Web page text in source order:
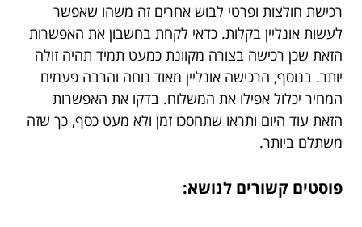
רכישת חולצות ופרטי לבוש אחרים זה משהו שאפשר
לעשות אונליין בקלות. כדאי לקחת בחשבון את האפשרות
הזאת שכן רכישה בצורה מקוונת כמעט תמיד תהיה זולה
יותר. בנוסף, הרכישה אונליין מאוד נוחה והרבה פעמים
המחיר יכלול אפילו את המשלוח. בדקו את האפשרות
הזאת עוד היום ותראו שתחסכו זמן ולא מעט כסף, כך שזה
משתלם ביותר.
פוסטים קשורים לנושא: